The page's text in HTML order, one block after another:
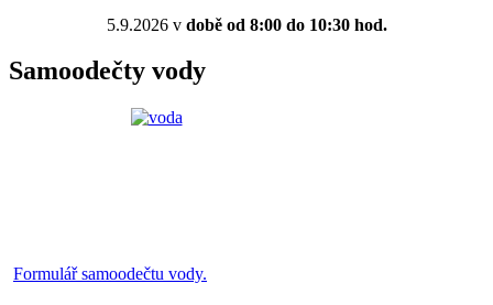
5.9.2026 vdobě od 8:00 do 10:30 hod.
Samoodečty vody
Formulář samoodečtu vody.